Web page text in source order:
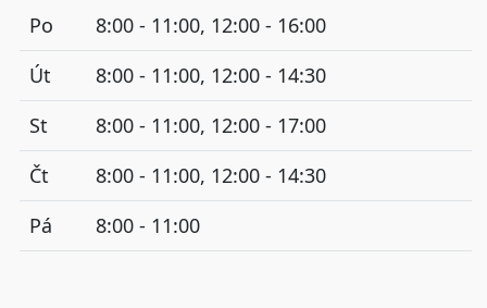
Po
8:00 - 11:00, 12:00 - 16:00
Út
8:00 - 11:00, 12:00 - 14:30
St
8:00 - 11:00, 12:00 - 17:00
Čt
8:00 - 11:00, 12:00 - 14:30
Pá
8:00 - 11:00